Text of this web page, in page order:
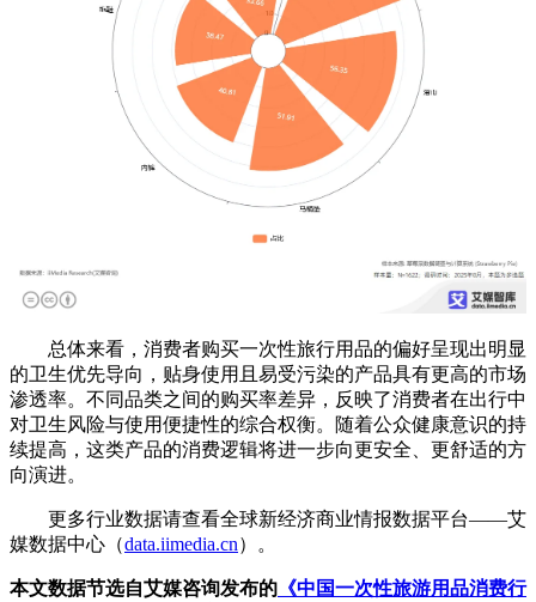
总体来看，消费者购买一次性旅行用品的偏好呈现出明显
的卫生优先导向，贴身使用且易受污染的产品具有更高的市场
渗透率。不同品类之间的购买率差异，反映了消费者在出行中
对卫生风险与使用便捷性的综合权衡。随着公众健康意识的持
续提高，这类产品的消费逻辑将进一步向更安全、更舒适的方
向演进。
更多行业数据请查看全球新经济商业情报数据平台——艾
媒数据中心（data.iimedia.cn）。
本文数据节选自艾媒咨询发布的 《中国一次性旅游用品消费行